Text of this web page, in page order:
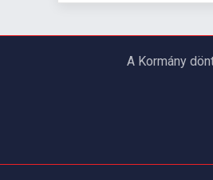
A Kormány